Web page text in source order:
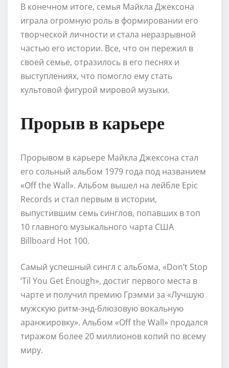
В конечном итоге, семья Майкла Джексона
играла огромную роль в формировании его
творческой личности и стала неразрывной
частью его истории. Все, что он пережил в
своей семье, отразилось в его песнях и
выступлениях, что помогло ему стать
культовой фигурой мировой музыки.
Прорыв в карьере
Прорывом в карьере Майкла Джексона стал
его сольный альбом 1979 года под названием
«Off the Wall». Альбом вышел на лейбле Epic
Records и стал первым в истории,
выпустившим семь синглов, попавших в топ
10 главного музыкального чарта США
Billboard Hot 100.
Самый успешный сингл с альбома, «Don’t Stop
‘Til You Get Enough», достиг первого места в
чарте и получил премию Грэмми за «Лучшую
мужскую ритм-энд-блюзовую вокальную
аранжировку». Альбом «Off the Wall» продался
тиражом более 20 миллионов копий по всему
миру.